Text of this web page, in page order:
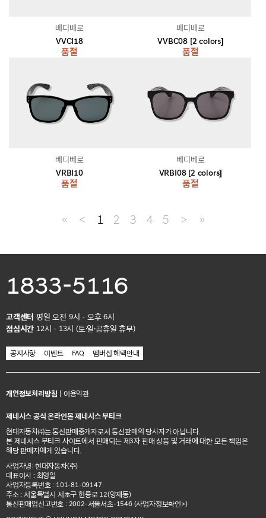
VVCI18
품절
베디베로
VVBC08 [2 colors]
품절
베디베로
VRBI10
품절
베디베로
VRBI08 [2 colors]
품절
베디베로
≪ ＜ 1 2 3 4 5 ＞ ≫
1833-5116
고객센터 평일 오전 9시 - 오후 6시
점심시간 12시 - 13시 (토·일·공휴일 휴무)
공지사항 이벤트 FAQ 멤버십 혜택안내
개인정보처리방침 이용약관
제네시스 공식 온라인몰 제네시스 부티크
현대자동차㈜는 통신판매중개자로서 통신판매의 당사자가 아닙니다.
본 제네시스 부티크 사이트에서 판매되는 제3자 판매 상품 및 거래에 대한 모든 책임은
해당 판매자에게 있습니다.
사업자명: 현대자동차(주)
대표이사 : 최영일
사업자등록번호 : 101-81-09147
주소 : 서울특별시 서초구 헌릉로 12(양재동)
통신판매업신고번호 : 2002-서울서초-1546 (사업자정보확인>)